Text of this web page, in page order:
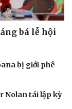
bá lễ hội
bị giới phê
Nolan tái lập kỳ